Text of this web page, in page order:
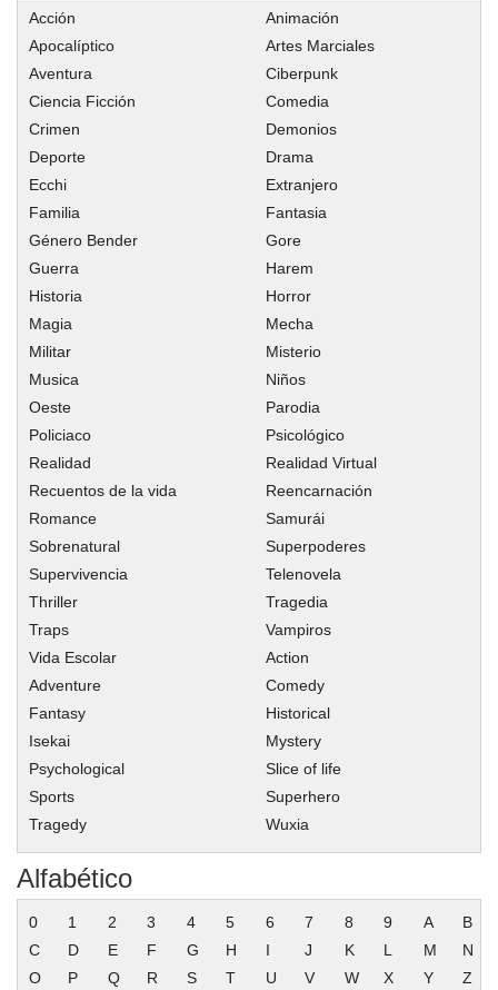
Acción
Animación
Apocalíptico
Artes Marciales
Aventura
Ciberpunk
Ciencia Ficción
Comedia
Crimen
Demonios
Deporte
Drama
Ecchi
Extranjero
Familia
Fantasia
Género Bender
Gore
Guerra
Harem
Historia
Horror
Magia
Mecha
Militar
Misterio
Musica
Niños
Oeste
Parodia
Policiaco
Psicológico
Realidad
Realidad Virtual
Recuentos de la vida
Reencarnación
Romance
Samurái
Sobrenatural
Superpoderes
Supervivencia
Telenovela
Thriller
Tragedia
Traps
Vampiros
Vida Escolar
Action
Adventure
Comedy
Fantasy
Historical
Isekai
Mystery
Psychological
Slice of life
Sports
Superhero
Tragedy
Wuxia
Alfabético
0 1 2 3 4 5 6 7 8 9 A
B
C
D E F G H I J K L M
N
O
P Q R S T U V W X Y Z